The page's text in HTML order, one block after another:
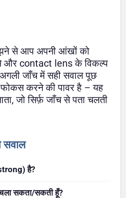
से आप अपनी आंखों को
और contact lens के विकल्प
जाँच में सही सवाल पूछ
फोकस करने की पावर है – यह
जो सिर्फ़ जाँच से पता चलती
है?
सकता/सकती हूँ?